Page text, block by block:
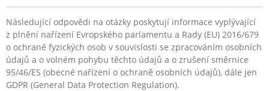
Následující odpovědi na otázky poskytují informace vyplývající
z plnění nařízení Evropského parlamentu a Rady (EU) 2016/679
o ochraně fyzických osob v souvislosti se zpracováním osobních
údajů a o volném pohybu těchto údajů a o zrušení směrnice
95/46/ES (obecné nařízení o ochraně osobních údajů), dále jen
GDPR (General Data Protection Regulation).